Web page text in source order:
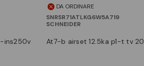
DA ORDINARE
SNRSR71ATLKG6W5A719
SCHNEIDER
at7-b airset 12.5ka p1-t tv 20